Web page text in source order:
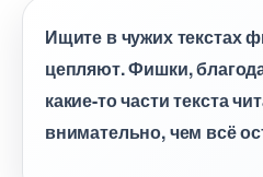
Ищите в чужих текстах
цепляют. Фишки,
какие-то части текста
нимательно, чем всё